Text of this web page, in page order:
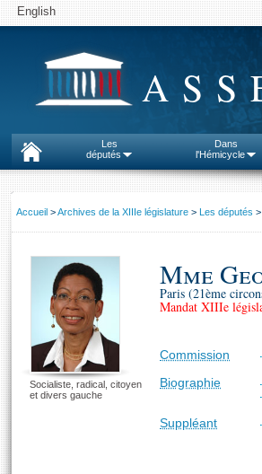
English
Les
députés
Dans
l'Hémicycle
Accueil >Archives de la XIIIe législature > Les députés
Mme
Paris (21ème
Mandat XIIIe
Commission
Biographie
Suppléant
Socialiste, radical, citoyen
et divers gauche